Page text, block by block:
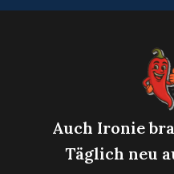
Auch Ironie
Täglich neu